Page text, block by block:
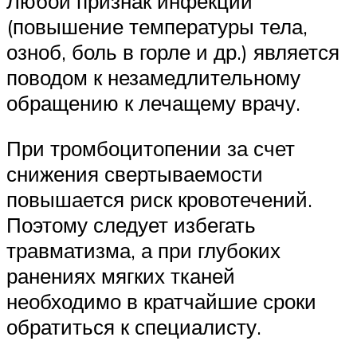
(повышение температуры тела,
озноб, боль в горле и др.) является
поводом к незамедлительному
обращению к лечащему врачу.
При тромбоцитопении за счет
снижения свертываемости
повышается риск кровотечений.
Поэтому следует избегать
травматизма, а при глубоких
ранениях мягких тканей
необходимо в кратчайшие сроки
обратиться к специалисту.